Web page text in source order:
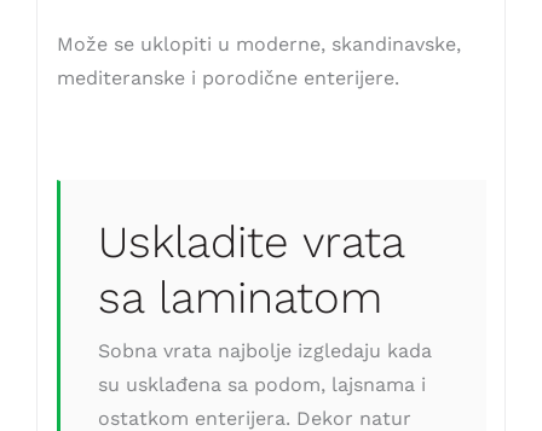
Može se uklopiti u moderne, skandinavske,
mediteranske i porodične enterijere.
Uskladite vrata
sa laminatom
Sobna vrata najbolje izgledaju kada
su usklađena sa podom, lajsnama i
ostatkom enterijera. Dekor natur